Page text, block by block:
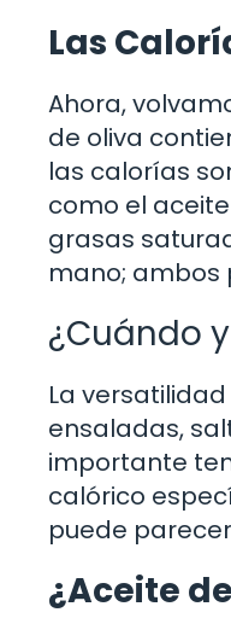
Las
Ahora,
de oliva
las calorías
como el
grasas
mano; ambos
¿Cuándo
La
ensaladas,
importante
calórico
puede
¿Aceite